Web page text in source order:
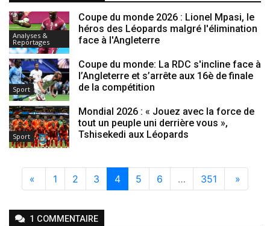
Analyses &
Reportages
Coupe du monde 2026 : Lionel Mpasi, le
héros des Léopards malgré l'élimination
face à l'Angleterre
Sport
Coupe du monde: La RDC s'incline face à
l’Angleterre et s’arrête aux 16è de finale
de la compétition
Sport
Mondial 2026 : « Jouez avec la force de
tout un peuple uni derrière vous »,
Tshisekedi aux Léopards
« 1 2 3 4 5 6 … 351 »
1 COMMENTAIRE